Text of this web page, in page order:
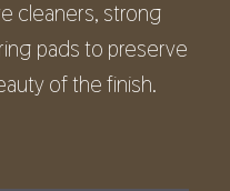
cleaners, strong
pads to preserve
of the finish.